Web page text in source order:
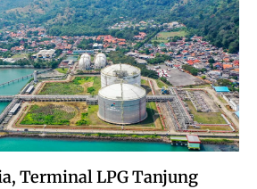
Terminal LPG Tanjung